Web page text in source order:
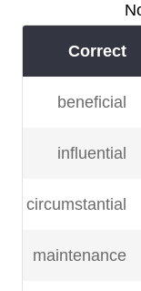
Correct
beneficial
influential
circumstantial
maintenance